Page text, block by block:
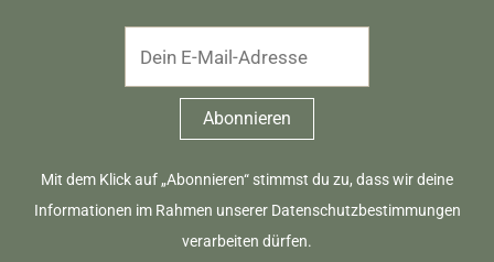
Mit dem Klick auf „Abonnieren“ stimmst du zu, dass wir deine
Informationen im Rahmen unserer Datenschutzbestimmungen
verarbeiten dürfen.